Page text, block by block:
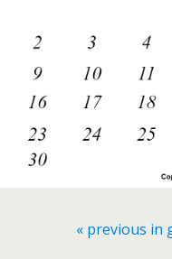
« previous in